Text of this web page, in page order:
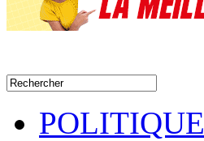
POLITIQUE